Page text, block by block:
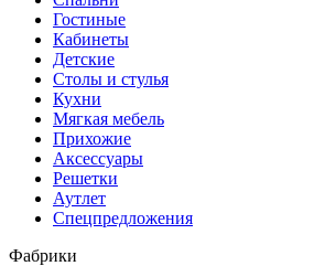
Гостиные
Кабинеты
Детские
Столы и стулья
Кухни
Мягкая мебель
Прихожие
Аксессуары
Решетки
Аутлет
Спецпредложения
Фабрики